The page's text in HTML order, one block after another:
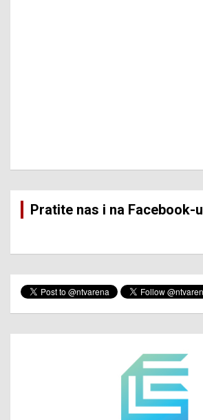
Pratite nas i na Facebook-u